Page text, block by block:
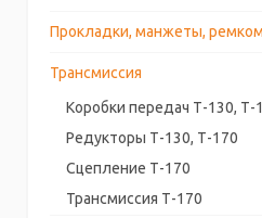
Прокладки, манжеты,
Трансмиссия
Коробки передач Т-130, Т-
Редукторы Т-130, Т-170
Сцепление Т-170
Трансмиссия Т-170